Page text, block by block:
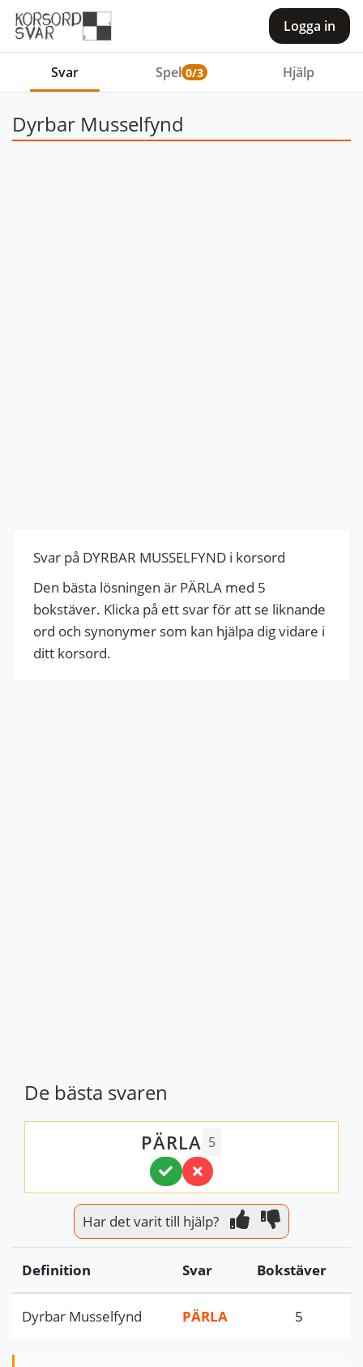
Logga in
Svar Spel 0/3 Hjälp
Dyrbar Musselfynd
Svar på DYRBAR MUSSELFYND i korsord
Den bästa lösningen är PÄRLA med 5
bokstäver. Klicka på ett svar för att se liknande
ord och synonymer som kan hjälpa dig vidare i
ditt korsord.
De bästa svaren
PÄRLA 5
Har det varit till hjälp?
Definition Svar Bokstäver
Dyrbar Musselfynd PÄRLA 5